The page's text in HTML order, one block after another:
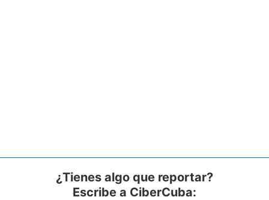
¿Tienes algo que reportar?
Escribe a CiberCuba: